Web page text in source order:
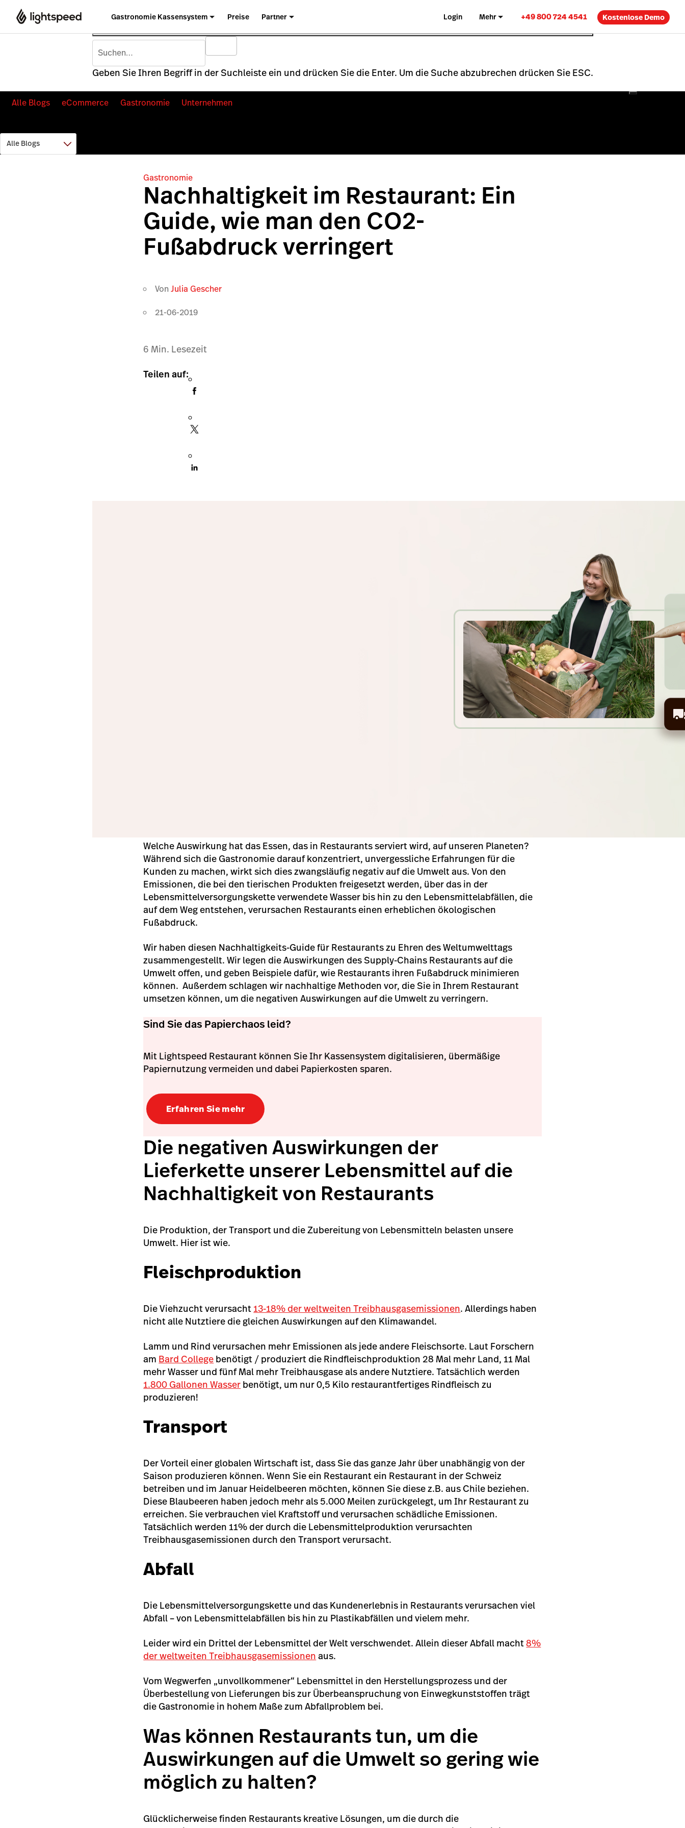
Gastronomie Kassensystem Preise Partner Login Mehr +49 800 724 4541 Kostenlose Demo
Geben Sie Ihren Begriff in der Suchleiste ein und drücken Sie die Enter. Um die Suche abzubrechen drücken Sie ESC.
Alle Blogs eCommerce Gastronomie Unternehmen
Gastronomie
Nachhaltigkeit im Restaurant: Ein
Guide, wie man den CO2-
Fußabdruck verringert
VonJulia Gescher
21-06-2019
6 Min. Lesezeit
Teilen auf:
Welche Auswirkung hat das Essen, das in Restaurants serviert wird, auf unseren Planeten?
Während sich die Gastronomie darauf konzentriert, unvergessliche Erfahrungen für die
Kunden zu machen, wirkt sich dies zwangsläufig negativ auf die Umwelt aus. Von den
Emissionen, die bei den tierischen Produkten freigesetzt werden, über das in der
Lebensmittelversorgungskette verwendete Wasser bis hin zu den Lebensmittelabfällen, die
auf dem Weg entstehen, verursachen Restaurants einen erheblichen ökologischen
Fußabdruck.
Wir haben diesen Nachhaltigkeits-Guide für Restaurants zu Ehren des Weltumwelttags
zusammengestellt. Wir legen die Auswirkungen des Supply-Chains Restaurants auf die
Umwelt offen, und geben Beispiele dafür, wie Restaurants ihren Fußabdruck minimieren
können. Außerdem schlagen wir nachhaltige Methoden vor, die Sie in Ihrem Restaurant
umsetzen können, um die negativen Auswirkungen auf die Umwelt zu verringern.
Sind Sie das Papierchaos leid?
Mit Lightspeed Restaurant können Sie Ihr Kassensystem digitalisieren, übermäßige
Papiernutzung vermeiden und dabei Papierkosten sparen.
Erfahren Sie mehr
Die negativen Auswirkungen der
Lieferkette unserer Lebensmittel auf die
Nachhaltigkeit von Restaurants
Die Produktion, der Transport und die Zubereitung von Lebensmitteln belasten unsere
Umwelt. Hier ist wie.
Fleischproduktion
Die Viehzucht verursacht 13-18% der weltweiten Treibhausgasemissionen. Allerdings haben
nicht alle Nutztiere die gleichen Auswirkungen auf den Klimawandel.
Lamm und Rind verursachen mehr Emissionen als jede andere Fleischsorte. Laut Forschern
am Bard College benötigt / produziert die Rindfleischproduktion 28 Mal mehr Land, 11 Mal
mehr Wasser und fünf Mal mehr Treibhausgase als andere Nutztiere. Tatsächlich werden
1.800 Gallonen Wasser benötigt, um nur 0,5 Kilo restaurantfertiges Rindfleisch zu
produzieren!
Transport
Der Vorteil einer globalen Wirtschaft ist, dass Sie das ganze Jahr über unabhängig von der
Saison produzieren können. Wenn Sie ein Restaurant ein Restaurant in der Schweiz
betreiben und im Januar Heidelbeeren möchten, können Sie diese z.B. aus Chile beziehen.
Diese Blaubeeren haben jedoch mehr als 5.000 Meilen zurückgelegt, um Ihr Restaurant zu
erreichen. Sie verbrauchen viel Kraftstoff und verursachen schädliche Emissionen.
Tatsächlich werden 11% der durch die Lebensmittelproduktion verursachten
Treibhausgasemissionen durch den Transport verursacht.
Abfall
Die Lebensmittelversorgungskette und das Kundenerlebnis in Restaurants verursachen viel
Abfall – von Lebensmittelabfällen bis hin zu Plastikabfällen und vielem mehr.
Leider wird ein Drittel der Lebensmittel der Welt verschwendet. Allein dieser Abfall macht8%
der weltweiten Treibhausgasemissionen aus.
Vom Wegwerfen „unvollkommener“ Lebensmittel in den Herstellungsprozess und der
Überbestellung von Lieferungen bis zur Überbeanspruchung von Einwegkunststoffen trägt
die Gastronomie in hohem Maße zum Abfallproblem bei.
Was können Restaurants tun, um die
Auswirkungen auf die Umwelt so gering wie
möglich zu halten?
Glücklicherweise finden Restaurants kreative Lösungen, um die durch die